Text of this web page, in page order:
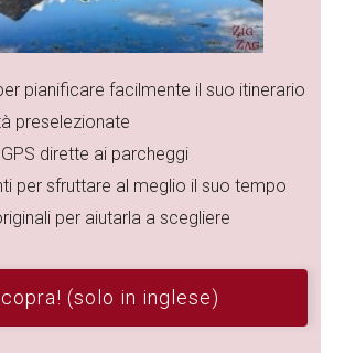
pianificare facilmente il suo itinerario
preselezionate
dirette ai parcheggi
per sfruttare al meglio il suo tempo
per aiutarla a scegliere
(solo in inglese)